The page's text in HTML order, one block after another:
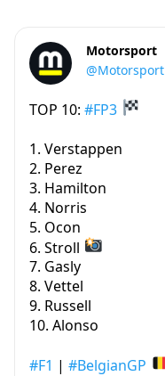
Motorsport
@Motorsport
TOP 10: #FP3
1. Verstappen
2. Perez
3. Hamilton
4. Norris
5. Ocon
6. Stroll
7. Gasly
8. Vettel
9. Russell
10. Alonso
#F1 | #BelgianGP